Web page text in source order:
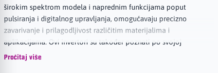
širokim spektrom modela i naprednim funkcijama poput
pulsiranja i digitalnog upravljanja, omogućavaju precizno
zavarivanje i prilagodljivost različitim materijalima i
aplikacijama. Ovi invertori su također poznati po svojoj
izdržljivosti i pouzdanosti, pružajući dugotrajan rad i minimalnu
Pročitaj više